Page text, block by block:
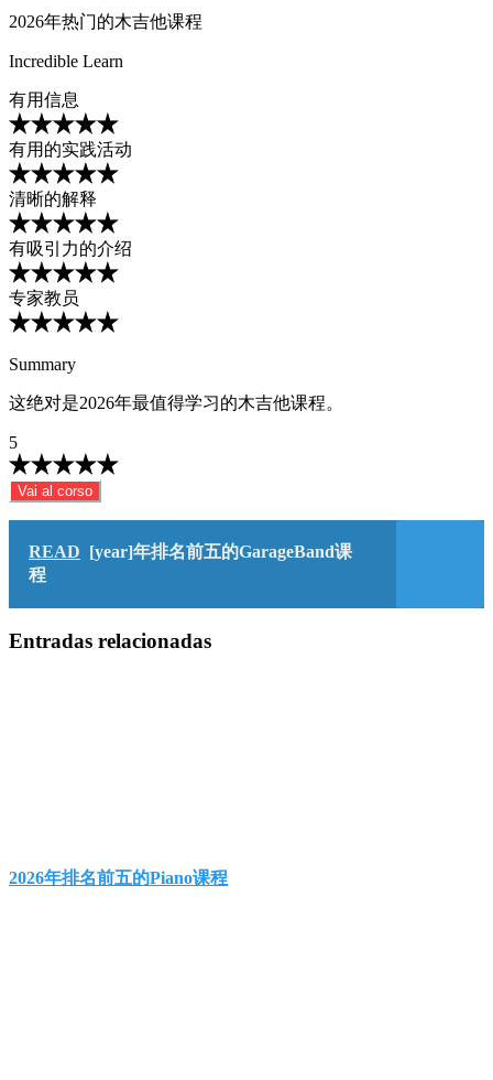
2026年热门的木吉他课程
Incredible Learn
有用信息
有用的实践活动
清晰的解释
有吸引力的介绍
专家教员
Summary
这绝对是2026年最值得学习的木吉他课程。
5
Vai al corso
READ [year]年排名前五的GarageBand课
程
Entradas relacionadas
2026年排名前五的Piano课程